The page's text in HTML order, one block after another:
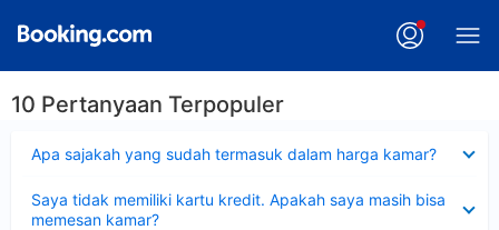
10 Pertanyaan Terpopuler
Apa sajakah yang sudah termasuk dalam harga kamar?
Saya tidak memiliki kartu kredit. Apakah saya masih bisa
memesan kamar?